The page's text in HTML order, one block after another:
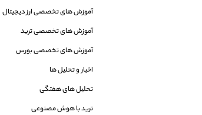
آموزش های تخصصی ارز دیجیتال
آموزش های تخصصی ترید
آموزش های تخصصی بورس
اخبار و تحلیل ها
تحلیل های هفتگی
ترید با هوش مصنوعی